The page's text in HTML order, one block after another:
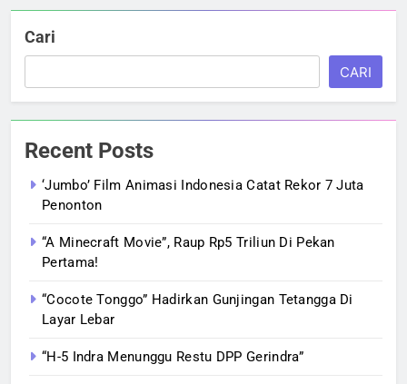
Cari
CARI
Recent Posts
‘Jumbo’ Film Animasi Indonesia Catat Rekor 7 Juta
Penonton
“A Minecraft Movie”, Raup Rp5 Triliun Di Pekan
Pertama!
“Cocote Tonggo” Hadirkan Gunjingan Tetangga Di
Layar Lebar
“H-5 Indra Menunggu Restu DPP Gerindra”